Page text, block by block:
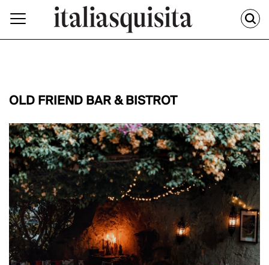
OLD FRIEND BAR & BISTROT